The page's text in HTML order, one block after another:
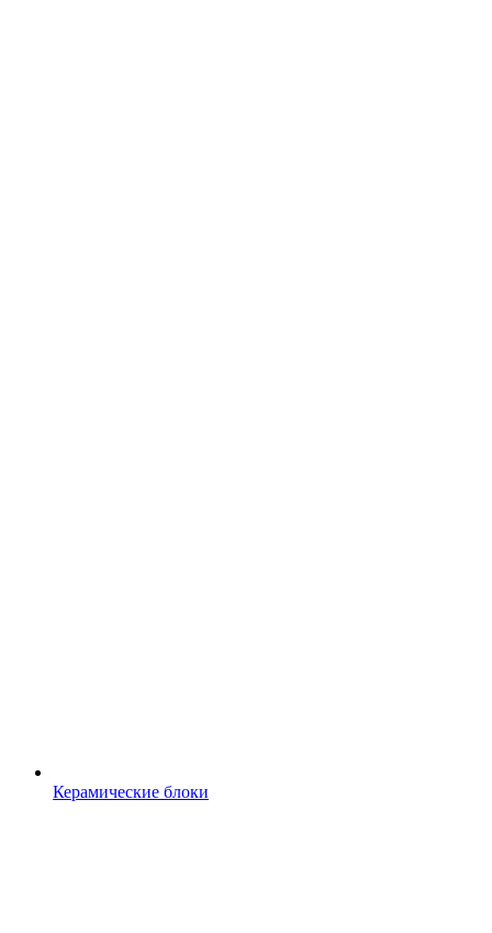
Керамические блоки